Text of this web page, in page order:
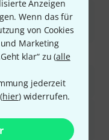
Anzeigen
Wenn das für
von Cookies
Marketing
klar“ zu (alle
jederzeit
hier) widerrufen.
Verhältnis und
verschiedene
einen vollen
schrill oder schrill,
optimalen Klang